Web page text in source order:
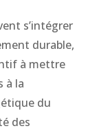
s’intégrer
durable,
à mettre
à la
du
des